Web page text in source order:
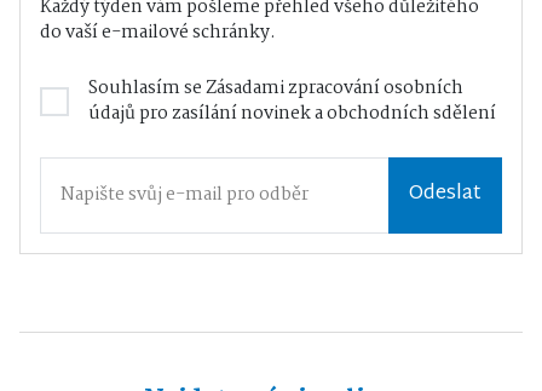
Každý týden vám pošleme přehled všeho důležitého
do vaší e-mailové schránky.
Souhlasím seZásadami zpracování osobních
údajůpro zasílání novinek a obchodních sdělení
Odeslat